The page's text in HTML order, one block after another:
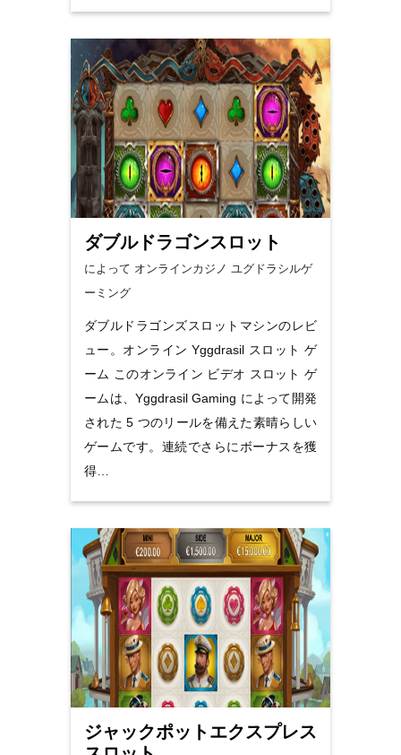
ダブルドラゴンスロット
によって オンラインカジノ ユグドラシルゲ
ーミング
ダブルドラゴンズスロットマシンのレビ
ュー。オンライン Yggdrasil スロット ゲ
ーム このオンライン ビデオ スロット ゲ
ームは、Yggdrasil Gaming によって開発
された 5 つのリールを備えた素晴らしい
ゲームです。連続でさらにボーナスを獲
得…
ジャックポットエクスプレス